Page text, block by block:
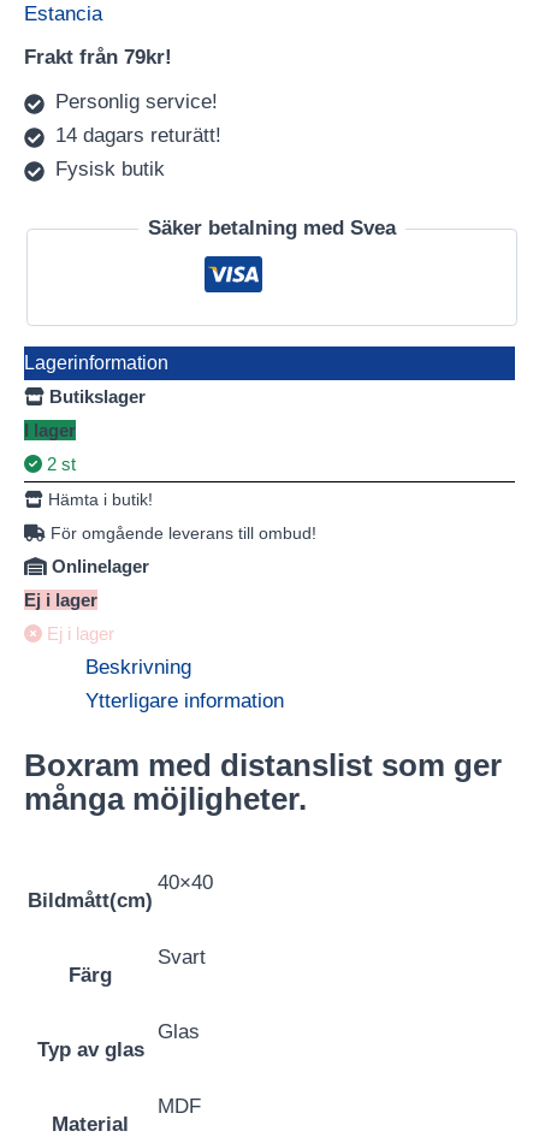
Estancia
Frakt från 79kr!
Personlig service!
14 dagars returätt!
Fysisk butik
Säker betalning med Svea
Lagerinformation
Butikslager
I lager
2 st
Hämta i butik!
För omgående leverans till ombud!
Onlinelager
Ej i lager
Ej i lager
Beskrivning
Ytterligare information
Boxram med distanslist som ger
många möjligheter.
Bildmått(cm)
40×40
Färg
Svart
Typ av glas
Glas
Material
MDF